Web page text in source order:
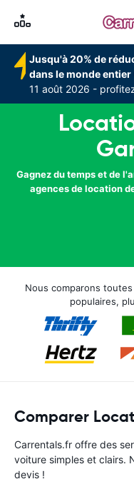
Jusqu'à 20% de
dans le monde entier
11 août 2026 -
Gagnez du temps et de
agences de location
Nous comparons
populaires,
Comparer
Carrentals.fr offre des
voiture simples et clairs.
devis !